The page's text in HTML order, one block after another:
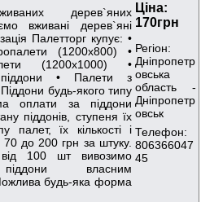
дерев`яних
вживані дерев`яні
Палетторг купує: •
(1200x800) •
(1200x1000) •
піддони • Палети з
будь-якого типу
оплати за піддони
піддонів, ступеня їх
палет, їх кількості і
70 до 200 грн за штуку.
від 100 шт вивозимо
власним
будь-яка форма
Ціна:
170грн
Регіон:
Дніпропетр
овська
область -
Дніпропетр
овськ
Телефон:
806366047
45